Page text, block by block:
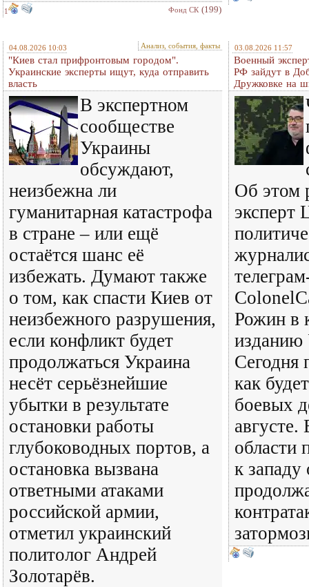
1 Фонд СК (199)
04.08.2026 10:03 Анализ, события, факты
"Киев стал прифронтовым городом".
Украинские эксперты ищут, куда отправить
власть
В экспертном
сообществе
Украины
обсуждают,
неизбежна ли
гуманитарная катастрофа
в стране – или ещё
остаётся шанс её
избежать. Думают также
о том, как спасти Киев от
неизбежного разрушения,
если конфликт будет
продолжаться Украина
несёт серьёзнейшие
убытки в результате
остановки работы
глубоководных портов, а
остановка вызвана
ответными атаками
российской армии,
отметил украинский
политолог Андрей
Золотарёв.
03.08.2026 11:57
Военный
РФ зайдут в
Дружковке на
Об этом
эксперт
Рожин в
изданию
Сегодня
как
боевых
области
к